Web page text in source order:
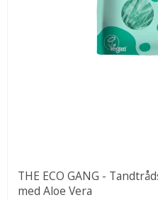
THE ECO GANG -
med Aloe Vera